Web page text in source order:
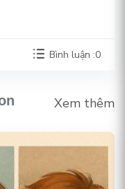
Bình luận :0
Xem thêm